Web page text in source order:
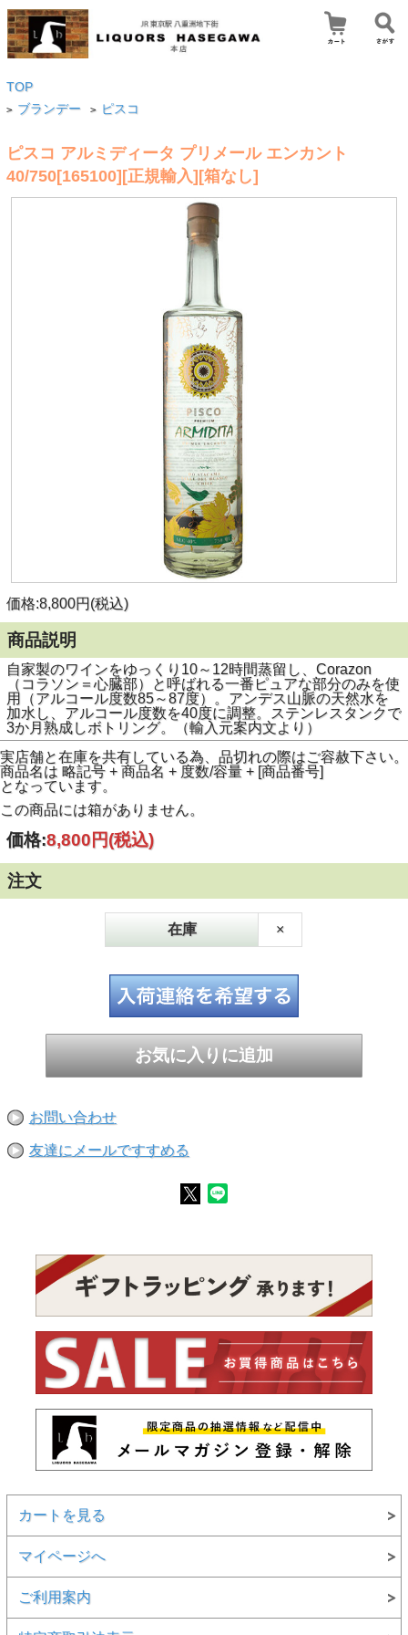
TOP
> ブランデー > ピスコ
ピスコ アルミディータ プリメール エンカント
40/750[165100][正規輸入][箱なし]
価格:8,800円(税込)
商品説明
自家製のワインをゆっくり10～12時間蒸留し、Corazon
（コラソン＝心臓部）と呼ばれる一番ピュアな部分のみを使
用（アルコール度数85～87度）。アンデス山脈の天然水を
加水し、アルコール度数を40度に調整。ステンレスタンクで
3か月熟成しボトリング。（輸入元案内文より）
実店舗と在庫を共有している為、品切れの際はご容赦下さい。
商品名は 略記号 + 商品名 + 度数/容量 + [商品番号]
となっています。
この商品には箱がありません。
価格:8,800円(税込)
注文
在庫 ×
お問い合わせ
友達にメールですすめる
カートを見る
マイページへ
ご利用案内